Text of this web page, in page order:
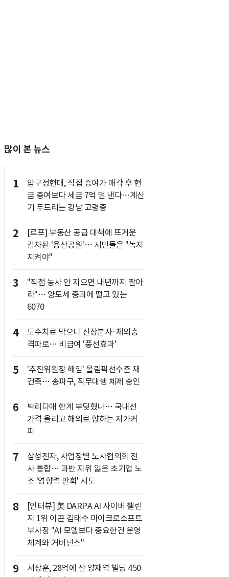
많이 본 뉴스
1
압구정현대, 직접 증여가 매각 후 현
금 증여보다 세금 7억 덜 낸다…계산
기 두드리는 강남 고령층
2
[르포] 부동산 공급 대책에 뜨거운
감자된 '용산공원'… 시민들은 "녹지
지켜야"
3
"직접 농사 안 지으면 내년까지 팔아
라"… 양도세 중과에 떨고 있는
6070
4
도수치료 막으니 신장분사·체외충
격파로… 비급여 '풍선효과'
5
'추진위원장 해임' 올림픽선수촌 재
건축… 송파구, 직무대행 체제 승인
6
박리다매 한계 부딪혔나… 국내선
가격 올리고 해외로 향하는 저가커
피
7
삼성전자, 사업장별 노사협의회 전
사 통합… 과반 지위 잃은 초기업 노
조 '영향력 만회' 시도
8
[인터뷰] 美 DARPA AI 사이버 챌린
지 1위 이끈 김태수 마이크로소프트
부사장 "AI 모델보다 중요한건 운영
체계와 거버넌스"
9
서장훈, 28억에 산 양재역 빌딩 450